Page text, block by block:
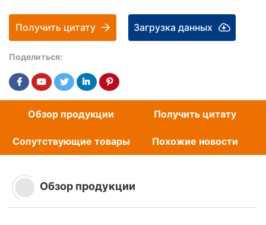
Получить цитату Загрузка данных
Поделиться:
Обзор продукции Получить цитату
Сопутствующие товары Похожие новости
Обзор продукции